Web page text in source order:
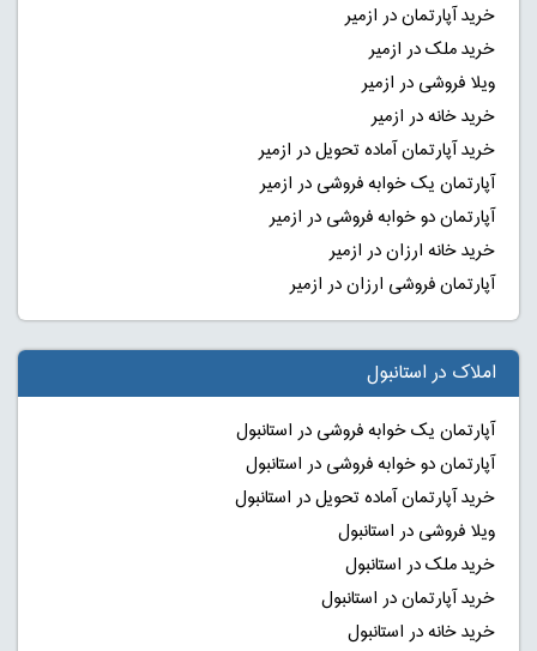
خرید آپارتمان در ازمیر
خرید ملک در ازمیر
ویلا فروشی در ازمیر
خرید خانه در ازمیر
خرید آپارتمان آماده تحویل در ازمیر
آپارتمان یک خوابه فروشی در ازمیر
آپارتمان دو خوابه فروشی در ازمیر
خرید خانه ارزان در ازمیر
آپارتمان فروشی ارزان در ازمیر
املاک در استانبول
آپارتمان یک خوابه فروشی در استانبول
آپارتمان دو خوابه فروشی در استانبول
خرید آپارتمان آماده تحویل در استانبول
ویلا فروشی در استانبول
خرید ملک در استانبول
خرید آپارتمان در استانبول
خرید خانه در استانبول